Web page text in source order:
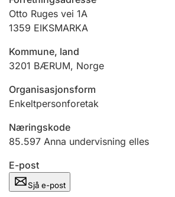
Jeger
Ektepaktrettleiaren
Andre tema
Otto Ruges vei 1A
1359 EIKSMARKA
Kommune, land
3201 BÆRUM, Norge
Organisasjonsform
Enkeltpersonforetak
Næringskode
85.597 Anna undervisning elles
E-post
Sjå e-post